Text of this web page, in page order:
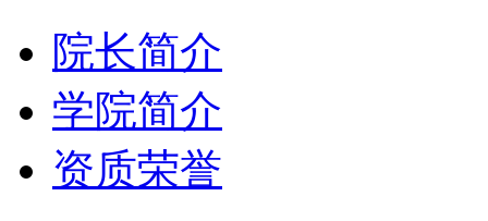
院长简介
学院简介
资质荣誉